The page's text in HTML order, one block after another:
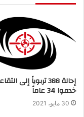
إحالة 388 تربوياً إلى
خدموا 34 عاماً
30 مايو، 2021